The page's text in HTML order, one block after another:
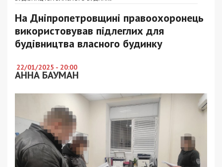
На Дніпропетровщині правоохоронець
використовував підлеглих для
будівництва власного будинку
22/01/2025 - 20:00
АННА БАУМАН